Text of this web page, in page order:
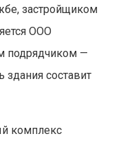
застройщиком
ООО
подрядчиком —
составит
комплекс